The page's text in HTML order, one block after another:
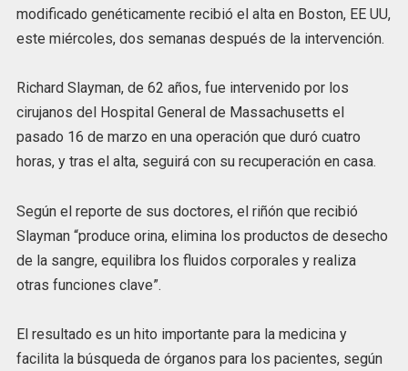
modificado genéticamente recibió el alta en Boston, EE UU,
este miércoles, dos semanas después de la intervención.
Richard Slayman, de 62 años, fue intervenido por los
cirujanos del Hospital General de Massachusetts el
pasado 16 de marzo en una operación que duró cuatro
horas, y tras el alta, seguirá con su recuperación en casa.
Según el reporte de sus doctores, el riñón que recibió
Slayman “produce orina, elimina los productos de desecho
de la sangre, equilibra los fluidos corporales y realiza
otras funciones clave”.
El resultado es un hito importante para la medicina y
facilita la búsqueda de órganos para los pacientes, según